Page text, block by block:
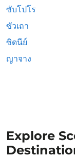
ซับโปโร
ซัวเถา
ซิดนีย์
ญาจาง
Explore